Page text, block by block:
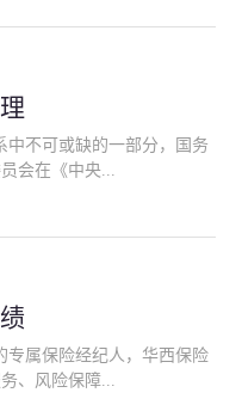
着业务的开展，华西经纪会
经纪服务。
中不可或缺的一部分，国务
会在《中央...
营效率；能够为企业提供
风险转移到灾后防损、索赔
展和深化由保险公司提供
专属保险经纪人，华西保险
、风险保障...